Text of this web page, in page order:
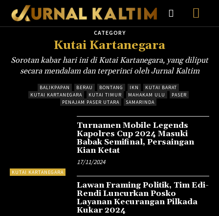
CATEGORY
Kutai Kartanegara
Sorotan kabar hari ini di Kutai Kartanegara, yang diliput
secara mendalam dan terperinci oleh Jurnal Kaltim
BALIKPAPAN BERAU BONTANG IKN
KUTAI BARAT
KUTAI KARTANEGARA
KUTAI TIMUR MAHAKAM ULU
PASER
PENAJAM PASER UTARA
SAMARINDA
KUTAI KARTANEGARA
Turnamen Mobile Legends
Kapolres Cup 2024 Masuki
Babak Semifinal, Persaingan
Kian Ketat
17/11/2024
Lawan Framing Politik, Tim Edi-
Rendi Luncurkan Posko
Layanan Kecurangan Pilkada
Kukar 2024